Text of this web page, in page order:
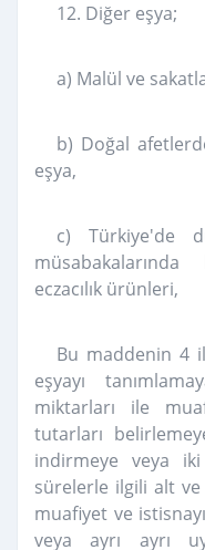
12. Diğer eşya;
a) Malül ve
b) Doğal
eşya,
c) Türkiye'de
eczacılık ürünleri,
Bu maddenin 4
eşyayı
miktarları ile
tutarları
indirmeye veya
sürelerle ilgili alt ve
muafiyet ve
veya ayrı ayrı